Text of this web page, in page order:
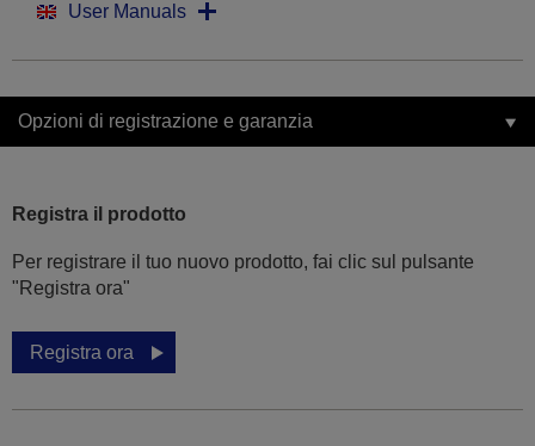
User Manuals
Opzioni di registrazione e garanzia
Registra il prodotto
Per registrare il tuo nuovo prodotto, fai clic sul pulsante
"Registra ora"
Registra ora